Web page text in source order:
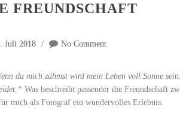
FREUNDSCHAFT
Juli 2018 No Comment
du mich zähmst wird mein Leben voll Sonne
Was beschreibt passender die Freundschaft
mich als Fotograf ein wundervolles Erlebnis.